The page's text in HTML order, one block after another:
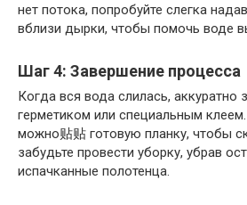
нет потока, попробуйте слегка
вблизи дырки, чтобы помочь воде
Шаг 4: Завершение процесса
Когда вся вода слилась, аккуратно
герметиком или специальным
можно贴贴 готовую планку, чтобы
забудьте провести уборку, убрав
испачканные полотенца.